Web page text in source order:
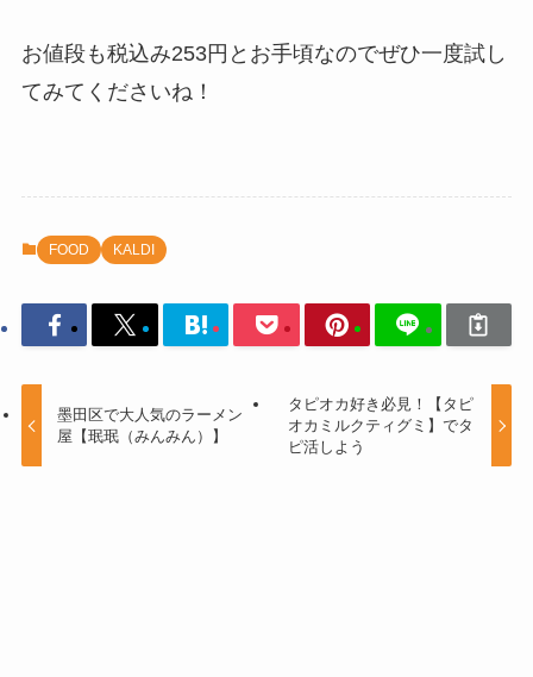
お値段も税込み253円とお手頃なのでぜひ一度試し
てみてくださいね！
FOOD KALDI
墨田区で大人気のラーメン
屋【珉珉（みんみん）】
タピオカ好き必見！【タピ
オカミルクティグミ】でタ
ピ活しよう